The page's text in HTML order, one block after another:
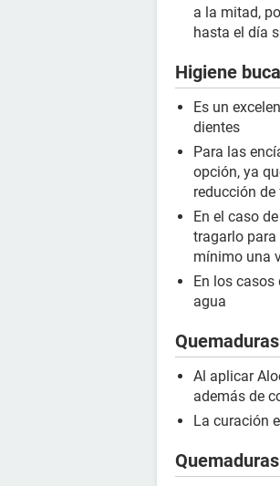
a la mitad,
hasta el día
Higiene
Es un
dientes
Para las
opción, ya
reducción
En el caso
tragarlo para
mínimo una
En los casos
agua
Al aplicar
además de
La curación